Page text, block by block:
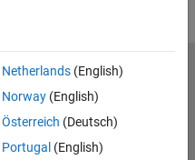
Netherlands(English)
Norway(English)
Österreich (Deutsch)
Portugal (English)
Estado de las aplicaciones